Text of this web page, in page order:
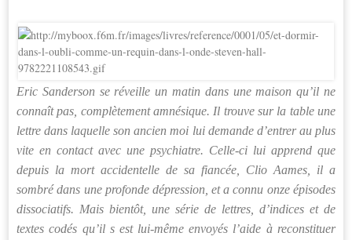
Eric Sanderson se réveille un matin dans une maison qu’il ne
connaît pas, complètement amnésique. Il trouve sur la table une
lettre dans laquelle son ancien moi lui demande d’entrer au plus
vite en contact avec une psychiatre. Celle-ci lui apprend que
depuis la mort accidentelle de sa fiancée, Clio Aames, il a
sombré dans une profonde dépression, et a connu onze épisodes
dissociatifs. Mais bientôt, une série de lettres, d’indices et de
textes codés qu’il s est lui-même envoyés l’aide à reconstituer